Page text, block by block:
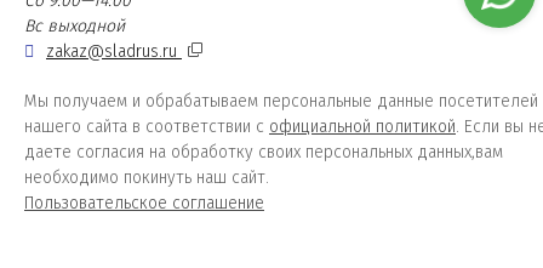
Вс выходной
zakaz@sladrus.ru
Мы получаем и обрабатываем персональные данные посетителей
нашего сайта в соответствии с официальной политикой. Если вы
даете согласия на обработку своих персональных данных,вам
необходимо покинуть наш сайт.
Пользовательское соглашение